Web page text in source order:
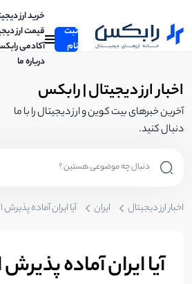
ثبت
نام
خرید ارز
قیمت ارز
آکادمی
درباره ما
اخبار ارز دیجیتال | رابکس
آخرین خبرهای بیت کوین و ارز دیجیتال را با ما
دنبال کنید.
اخبار ارز دیجیتال ایران
آیا ایران آماده